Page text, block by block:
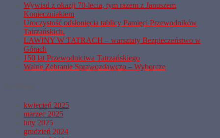
Wywiad z okazji 70-lecia, tym razem z Januszem
Konieczniakiem
Uroczystość odsłonięcia tablicy Pamięci Przewodników
Tatrzańskich.
LAWINY W TATRACH – warsztaty Bezpieczeństwo w
Górach
150 lat Przewodnictwa Tatrzańskiego
Walne Zebranie Sprawozdawczo – Wyborcze
kwiecień 2025
marzec 2025
luty 2025
grudzień 2024